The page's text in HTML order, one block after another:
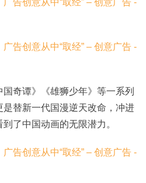
奇谭》《雄狮少年》等一系列
替新一代国漫逆天改命，冲进
了中国动画的无限潜力。